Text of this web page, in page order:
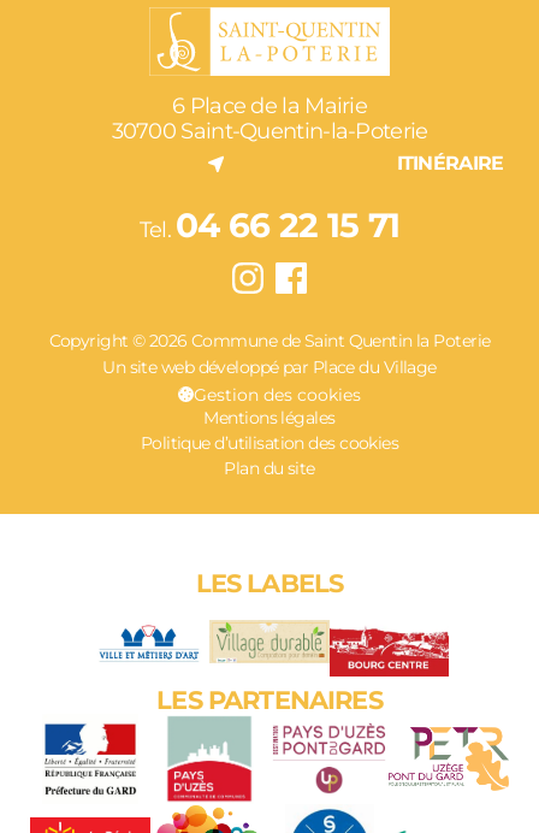
6 Place de la Mairie
30700 Saint-Quentin-la-Poterie
ITINÉRAIRE
Tel. 04 66 22 15 71
Copyright © 2026 Commune de Saint Quentin la Poterie
Un site web développé par Place du Village
Gestion des cookies
Mentions légales
Politique d’utilisation des cookies
Plan du site
LES LABELS
LES PARTENAIRES